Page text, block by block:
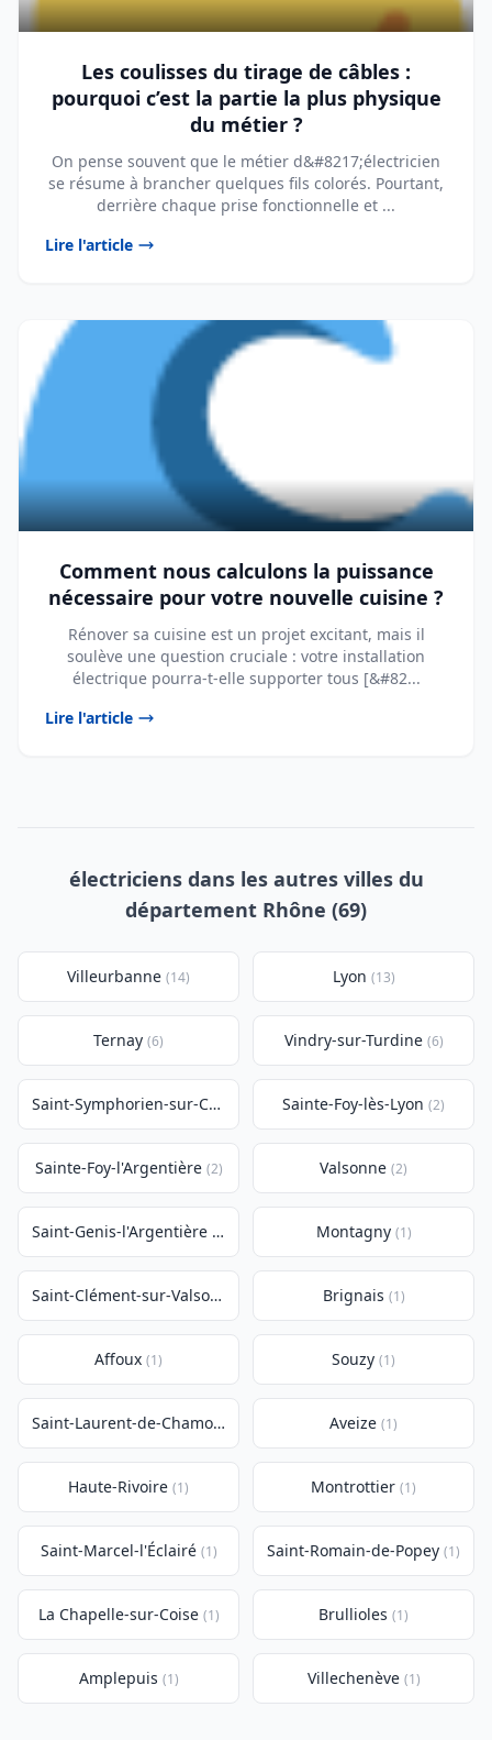
Les coulisses du tirage de câbles :
pourquoi c’est la partie la plus physique
du métier ?
On pense souvent que le métier d&#8217;électricien
se résume à brancher quelques fils colorés. Pourtant,
derrière chaque prise fonctionnelle et ...
Lire l'article
Comment nous calculons la puissance
nécessaire pour votre nouvelle cuisine ?
Rénover sa cuisine est un projet excitant, mais il
soulève une question cruciale : votre installation
électrique pourra-t-elle supporter tous [&#82...
Lire l'article
électriciens dans les autres villes du
département Rhône (69)
Villeurbanne (14) Lyon (13)
Ternay (6) Vindry-sur-Turdine (6)
Saint-Symphorien-sur-Coise Sainte-Foy-lès-Lyon (2)
Sainte-Foy-l'Argentière (2) Valsonne (2)
Saint-Genis-l'Argentière (2) Montagny (1)
Saint-Clément-sur-Valsonne Brignais (1)
Affoux (1) Souzy (1)
Saint-Laurent-de-Chamousset Aveize (1)
Haute-Rivoire (1) Montrottier (1)
Saint-Marcel-l'Éclairé (1) Saint-Romain-de-Popey (1)
La Chapelle-sur-Coise (1) Brullioles (1)
Amplepuis (1) Villechenève (1)